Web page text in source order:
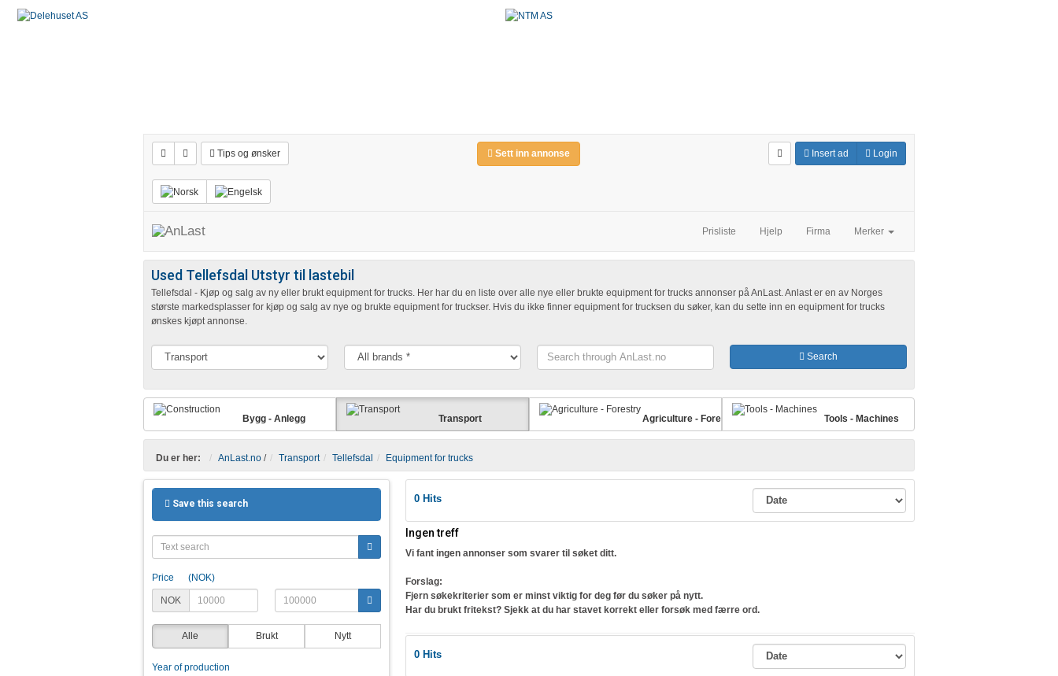
Tips og ønsker Sett inn annonse Insert ad Login
Merker
Prisliste Hjelp Firma
Used Tellefsdal Utstyr til lastebil
Tellefsdal - Kjøp og salg av ny eller brukt equipment for trucks. Her har du en liste over alle nye eller brukte equipment for trucks annonser på AnLast. Anlast er en av Norges
største markedsplasser for kjøp og salg av nye og brukte equipment for truckser. Hvis du ikke finner equipment for trucksen du søker, kan du sette inn en equipment for trucks
ønskes kjøpt annonse.
Search
through
Search
Bygg - Anlegg Transport Agriculture - Forestry Tools - Machines
Du er her: AnLast.no / Transport Tellefsdal Equipment for trucks
Save this search
Price (NOK)
NOK
Alle Brukt Nytt
Year of production
0 Hits
Ingen treff
Vi fant ingen annonser som svarer til søket ditt.
Forslag:
Fjern søkekriterier som er minst viktig for deg før du søker på nytt.
Har du brukt fritekst? Sjekk at du har stavet korrekt eller forsøk med færre ord.
0 Hits